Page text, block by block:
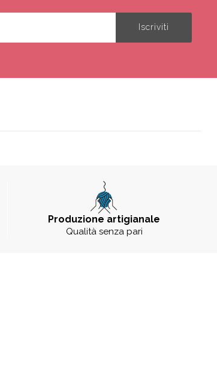
Produzione artigianale
Qualità senza pari